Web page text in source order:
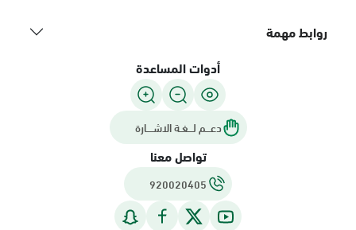
روابط مهمة
أدوات المساعدة
دعـــم لـــغـة الاشــــارة
تواصل معنا
920020405